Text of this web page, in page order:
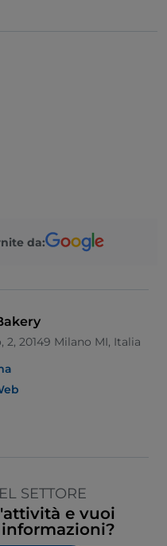
da:
2, 20149 Milano MI, Italia
SETTORE
e vuoi